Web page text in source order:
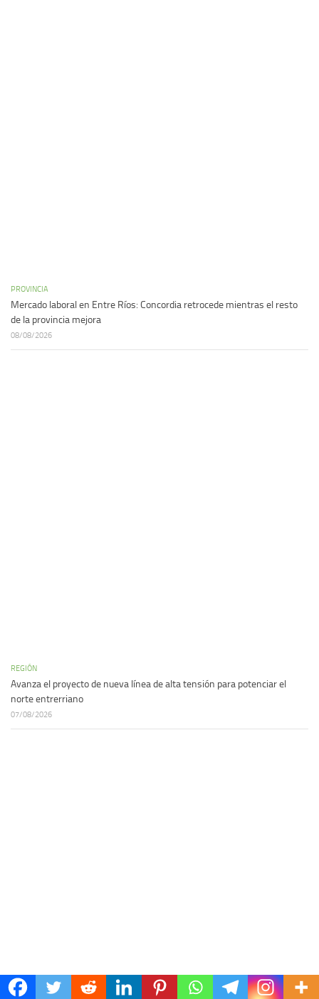
PROVINCIA
Mercado laboral en Entre Ríos: Concordia retrocede mientras el resto
de la provincia mejora
08/08/2026
REGIÓN
Avanza el proyecto de nueva línea de alta tensión para potenciar el
norte entrerriano
07/08/2026